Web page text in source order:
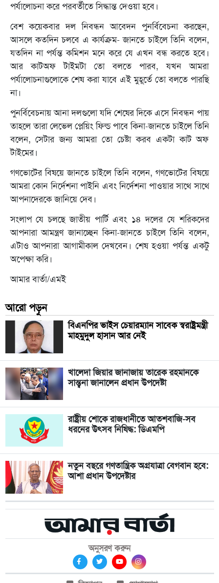
পর্যালোচনা করে পরবর্তীতে সিদ্ধান্ত দেওয়া হবে।
বেশ কয়েকবার দল নিবন্ধন আবেদন পুনর্বিবেচনা করছেন,
আসলে কতদিন চলবে এ কার্যক্রম- জানতে চাইলে তিনি বলেন,
যতদিন না পর্যন্ত কমিশন মনে করে যে এখন বন্ধ করতে হবে।
আর কাটঅফ টাইমটা তো বলতে পারব, যখন আমরা
পর্যালোচনাগুলোকে শেষ করা যাবে এই মুহূর্তে তো বলতে পারছি
না।
পুনর্বিবেচনায় আনা দলগুলো যদি শেষের দিকে এসে নিবন্ধন পায়
তাহলে তারা লেভেল প্লেয়িং ফিল্ড পাবে কিনা-জানতে চাইলে তিনি
বলেন, সেটার জন্য আমরা তো চেষ্টা করব একটা কাট অফ
টাইমের।
গণভোটের বিষয়ে জানতে চাইলে তিনি বলেন, গণভোটের বিষয়ে
আমরা কোন নির্দেশনা পাইনি এবং নির্দেশনা পাওয়ার সাথে সাথে
আপনাদেরকে জানিয়ে দেব।
সংলাপ যে চলছে জাতীয় পার্টি এবং ১৪ দলের যে শরিকদের
আপনারা আমন্ত্রণ জানাচ্ছেন কিনা-জানতে চাইলে তিনি বলেন,
এটাও আপনারা আগামীকাল দেখবেন। শেষ হওয়া পর্যন্ত একটু
অপেক্ষা করি।
আমার বার্তা/এমই
আরো পড়ুন
বিএনপির ভাইস চেয়ারম্যান সাবেক স্বরাষ্ট্রমন্ত্রী
মাহমুদুল হাসান আর নেই
খালেদা জিয়ার জানাজায় তারেক রহমানকে
সান্ত্বনা জানালেন প্রধান উপদেষ্টা
রাষ্ট্রীয় শোকে রাজধানীতে আতশবাজি-সব
ধরনের উৎসব নিষিদ্ধ: ডিএমপি
নতুন বছরে গণতান্ত্রিক অগ্রযাত্রা বেগবান হবে:
আশা প্রধান উপদেষ্টার
অনুসরণ করুন